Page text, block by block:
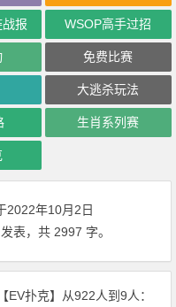
报 WSOP高手过招
免费比赛
大逃杀玩法
生肖系列赛
2022年10月2日
发表，共 2997 字。